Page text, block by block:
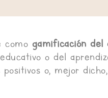
como gamificación del
o del
positivos o, mejor dicho,